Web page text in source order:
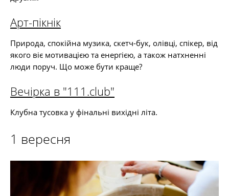
Арт-пікнік
Природа, спокійна музика, скетч-бук, олівці, спікер, від
якого віє мотивацією та енергією, а також натхненні
люди поруч. Що може бути краще?
Вечірка в "111.club"
Клубна тусовка у фінальні вихідні літа.
1 вересня